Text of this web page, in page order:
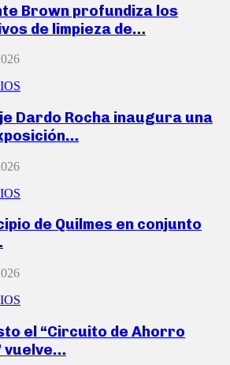
Brown profundiza los
de limpieza de…
Dardo Rocha inaugura una
de Quilmes en conjunto
el “Circuito de Ahorro
vuelve…